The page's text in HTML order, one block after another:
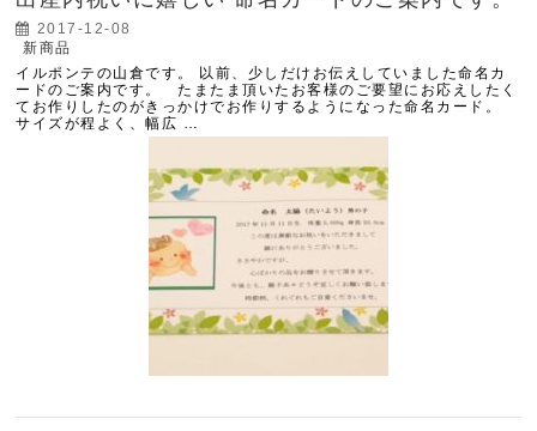
2017-12-08
新商品
イルポンテの山倉です。 以前、少しだけお伝えしていました命名カ
ードのご案内です。 たまたま頂いたお客様のご要望にお応えしたく
てお作りしたのがきっかけでお作りするようになった命名カード。
サイズが程よく、幅広 …